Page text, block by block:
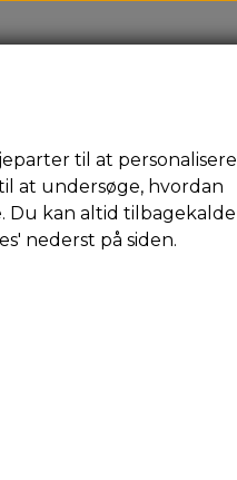
til at personalisere
at undersøge, hvordan
Du kan altid tilbagekalde
nederst på siden.